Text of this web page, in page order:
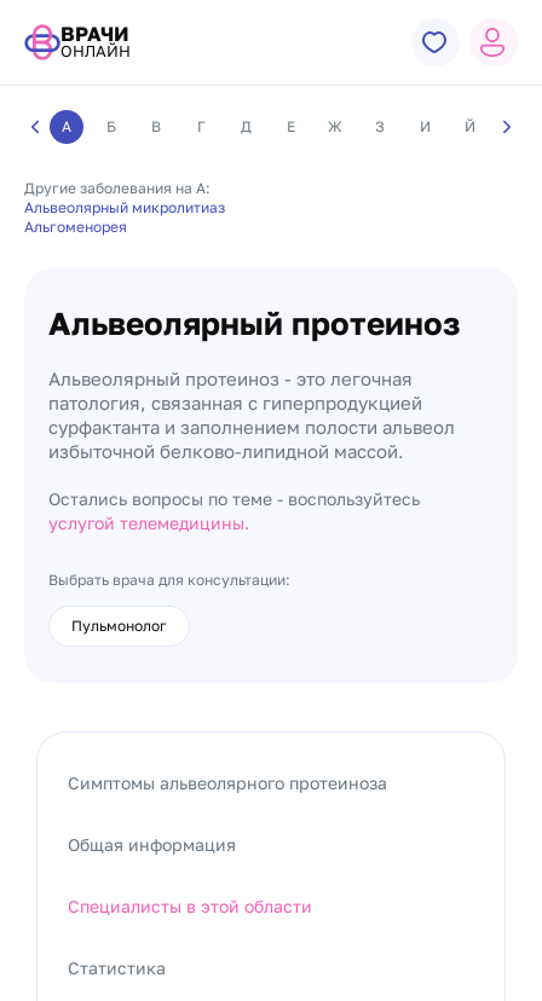
ВРАЧИ
ОНЛАЙН
А Б В Г Д Е Ж З И Й К
Другие заболевания на А:
Альвеолярный микролитиаз
Альгоменорея
Альвеолярный протеиноз
Альвеолярный протеиноз - это легочная
патология, связанная с гиперпродукцией
сурфактанта и заполнением полости альвеол
избыточной белково-липидной массой.
Остались вопросы по теме - воспользуйтесь
услугой телемедицины.
Выбрать врача для консультации:
Пульмонолог
Симптомы альвеолярного протеиноза
Общая информация
Специалисты в этой области
Статистика